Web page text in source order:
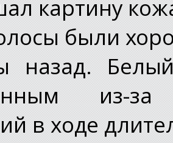
картину
были
назад.
из-
в ходе